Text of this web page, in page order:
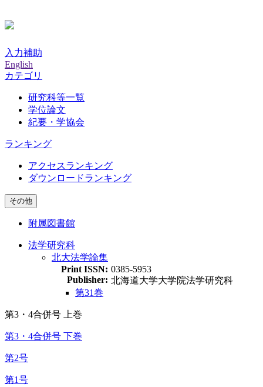
入力補助
English
カテゴリ
研究科等一覧
学位論文
紀要・学協会
ランキング
アクセスランキング
ダウンロードランキング
その他
附属図書館
法学研究科
北大法学論集
Print ISSN: 0385-5953
Publisher: 北海道大学大学院法学研究科
第31巻
第3・4合併号 上巻
第3・4合併号 下巻
第2号
第1号